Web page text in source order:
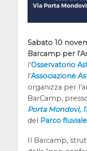
Sabato 10
Barcamp per
l’Osservatorio
l’Associazione
organizza per
BarCamp,
Porta Mondovì,
del
Parco
Il Barcamp,